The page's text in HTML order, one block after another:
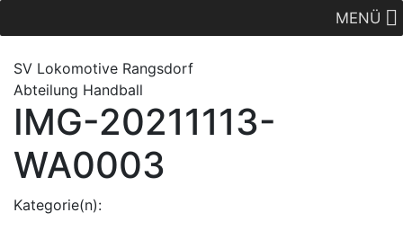
MENÜ
SV Lokomotive Rangsdorf
Abteilung Handball
IMG-20211113-
WA0003
Kategorie(n):